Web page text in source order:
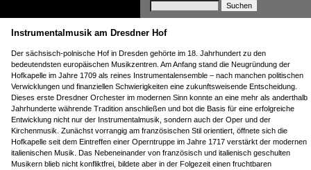
Suchbegriffe
Instrumentalmusik am Dresdner Hof
Der sächsisch-polnische Hof in Dresden gehörte im 18. Jahrhundert zu den
bedeutendsten europäischen Musikzentren. Am Anfang stand die Neugründung der
Hofkapelle im Jahre 1709 als reines Instrumentalensemble – nach manchen politischen
Verwicklungen und finanziellen Schwierigkeiten eine zukunftsweisende Entscheidung.
Dieses erste Dresdner Orchester im modernen Sinn konnte an eine mehr als anderthalb
Jahrhunderte währende Tradition anschließen und bot die Basis für eine erfolgreiche
Entwicklung nicht nur der Instrumentalmusik, sondern auch der Oper und der
Kirchenmusik. Zunächst vorrangig am französischen Stil orientiert, öffnete sich die
Hofkapelle seit dem Eintreffen einer Operntruppe im Jahre 1717 verstärkt der modernen
italienischen Musik. Das Nebeneinander von französisch und italienisch geschulten
Musikern blieb nicht konfliktfrei, bildete aber in der Folgezeit einen fruchtbaren